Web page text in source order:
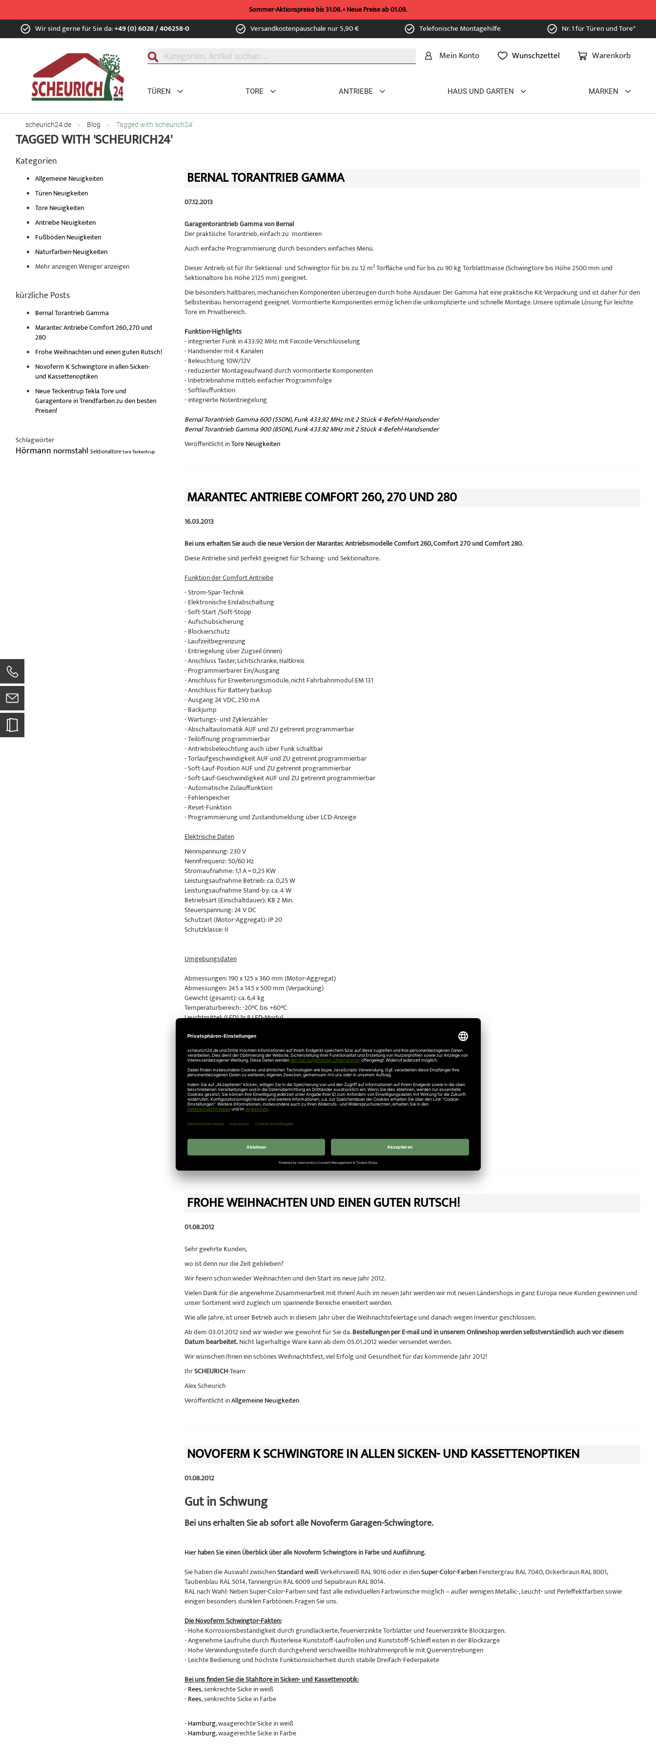
Sommer-Aktionspreise bis 31.08. • Neue Preise ab 01.09.
Zum
Inhalt Wir sind gerne für Sie da:+49 (0) 6028 / 406258-0 Versandkostenpauschale nur 5,90 € Telefonische Montagehilfe Nr. 1 für Türen und Tore*
Warenkorb
Mein Konto Wunschzettel
TÜREN TORE ANTRIEBE HAUS UND GARTEN MARKEN
scheurich24.de Blog Tagged with 'scheurich24'
TAGGED WITH 'SCHEURICH24'
BERNAL TORANTRIEB GAMMA
07.12.2013
Garagentorantrieb Gamma von Bernal
Der praktische Torantrieb, einfach zu montieren
Auch einfache Programmierung durch besonders einfaches Menü.
Dieser Antrieb ist für Ihr Sektional- und Schwingtor für bis zu 12 m² Torfläche und für bis zu 90 kg Torblattmasse (Schwingtore bis Höhe 2500 mm und
Sektionaltore bis Höhe 2125 mm) geeignet.
Die besonders haltbaren, mechanischen Komponenten überzeugen durch hohe Ausdauer. Der Gamma hat eine praktische Kit-Verpackung und ist daher für den
Selbsteinbau hervorragend geeignet. Vormontierte Komponenten ermög lichen die unkomplizierte und schnelle Montage. Unsere optimale Lösung für leichte
Tore im Privatbereich.
Funktion-Highlights
- integrierter Funk in 433.92 MHz mit Fixcode-Verschlüsselung
- Handsender mit 4 Kanälen
- Beleuchtung 10W/12V
- reduzierter Montageaufwand durch vormontierte Komponenten
- Inbetriebnahme mittels einfacher Programmfolge
- Softlauffunktion
- integrierte Notentriegelung
Bernal Torantrieb Gamma 600 (550N), Funk 433.92 MHz mit 2 Stück 4-Befehl-Handsender
Bernal Torantrieb Gamma 900 (850N), Funk 433.92 MHz mit 2 Stück 4-Befehl-Handsender
Veröffentlicht inTore Neuigkeiten
MARANTEC ANTRIEBE COMFORT 260, 270 UND 280
16.03.2013
Bei uns erhalten Sie auch die neue Version der Marantec Antriebsmodelle Comfort 260, Comfort 270 und Comfort 280.
Diese Antriebe sind perfekt geeignet für Schwing- und Sektionaltore.
Funktion der Comfort Antriebe
- Strom-Spar-Technik
- Elektronische Endabschaltung
- Soft-Start /Soft-Stopp
- Aufschubsicherung
- Blockierschutz
- Laufzeitbegrenzung
- Entriegelung über Zugseil (innen)
- Anschluss Taster, Lichtschranke, Haltkreis
- Programmierbarer Ein/Ausgang
- Anschluss für Erweiterungsmodule, nicht Fahrbahnmodul EM 131
- Anschluss für Battery backup
- Ausgang 24 VDC, 250 mA
- Backjump
- Wartungs- und Zyklenzähler
- Abschaltautomatik AUF und ZU getrennt programmierbar
- Teilöffnung programmierbar
- Antriebsbeleuchtung auch über Funk schaltbar
- Torlaufgeschwindigkeit AUF und ZU getrennt programmierbar
- Soft-Lauf-Position AUF und ZU getrennt programmierbar
- Soft-Lauf-Geschwindigkeit AUF und ZU getrennt programmierbar
- Automatische Zulauffunktion
- Fehlerspeicher
- Reset-Funktion
- Programmierung und Zustandsmeldung über LCD-Anzeige
Elektrische Daten
Nennspannung: 230 V
Nennfrequenz: 50/60 Hz
Stromaufnahme: 1,1 A = 0,25 KW
Leistungsaufnahme Betrieb: ca. 0,25 W
Leistungsaufnahme Stand-by: ca. 4 W
Betriebsart (Einschaltdauer): KB 2 Min.
Steuerspannung: 24 V DC
Schutzart (Motor-Aggregat): IP 20
Schutzklasse: II
Umgebungsdaten
Abmessungen: 190 x 125 x 360 mm (Motor-Aggregat)
Abmessungen: 245 x 145 x 500 mm (Verpackung)
Gewicht (gesamt): ca. 6,4 kg
Temperaturbereich: -20°C bis +60°C
Leuchtmittel: (LED) 1x 8 LED-Modul
Marantec Comfort 260:
Motor-Aggregat Comfort 260 mit Multi-Bit Fernsteuerung 868 MHz (integrierter Funkempfänger)
Zug- und Druckkraft: 550 N
Marantec Comfort 270:
Motor-Aggregat Comfort 270 mit Multi-Bit Fernsteuerung 868 MHz (integrierter Funkempfänger)
Zug- und Druckkraft: 750 N
Marantec Comfort 280:
Motor-Aggregat Comfort 280 mit Multi-Bit Fernsteuerung 868 MHz (integrierter Funkempfänger)
Antriebe Neuigkeiten
FROHE WEIHNACHTEN UND EINEN GUTEN RUTSCH!
01.08.2012
Sehr geehrte Kunden,
wo ist denn nur die Zeit geblieben?
Wir feiern schon wieder Weihnachten und den Start ins neue Jahr 2012.
Vielen Dank für die angenehme Zusammenarbeit mit Ihnen! Auch im neuen Jahr werden wir mit neuen Ländershops in ganz Europa neue Kunden gewinnen und
unser Sortiment wird zugleich um spannende Bereiche erweitert werden.
Wie alle Jahre, ist unser Betrieb auch in diesem Jahr über die Weihnachtsfeiertage und danach wegen Inventur geschlossen.
Ab dem 03.01.2012 sind wir wieder wie gewohnt für Sie da.Bestellungen per E-mail und in unserem Onlineshop werden selbstverständlich auch vor diesem
Datum bearbeitet.Nicht lagerhaltige Ware kann ab dem 05.01.2012 wieder versendet werden.
Wir wünschen Ihnen ein schönes Weihnachtsfest, viel Erfolg und Gesundheit für das kommende Jahr 2012!
IhrSCHEURICH-Team
Alex Scheurich
Veröffentlicht inAllgemeine Neuigkeiten
NOVOFERM K SCHWINGTORE IN ALLEN SICKEN- UND KASSETTENOPTIKEN
01.08.2012
Gut in Schwung
Bei uns erhalten Sie ab sofort alle Novoferm Garagen-Schwingtore.
Hier haben Sie einen Überblick über alle Novoferm Schwingtore in Farbe und Ausführung.
Sie haben die Auswahl zwischenStandard weißVerkehrsweiß RAL 9016 oder in denSuper-Color-FarbenFenstergrau RAL 7040, Ockerbraun RAL 8001,
Taubenblau RAL 5014, Tannengrün RAL 6009 und Sepiabraun RAL 8014.
RAL nach Wahl: Neben Super-Color-Farben sind fast alle individuellen Farbwünsche möglich – außer wenigen Metallic-, Leucht- und Perleffektfarben sowie
einigen besonders dunklen Farbtönen. Fragen Sie uns.
Die Novoferm Schwingtor-Fakten:
- Hohe Korrosionsbeständigkeit durch grundlackierte, feuerverzinkte Torblätter und feuerverzinkte Blockzargen.
- Angenehme Laufruhe durch flüsterleise Kunststoff-Laufrollen und Kunststoff-Schleifl eisten in der Blockzarge
- Hohe Verwindungssteife durch durchgehend verschweißte Hohlrahmenprofi le mit Querverstrebungen
- Leichte Bedienung und höchste Funktionssicherheit durch stabile Dreifach-Federpakete
Bei uns finden Sie die Stahltore in Sicken- und Kassettenoptik:
-Rees, senkrechte Sicke in weiß
-Rees, senkrechte Sicke in Farbe
-Hamburg, waagerechte Sicke in weiß
-Hamburg, waagerechte Sicke in Farbe
Kategorien
Allgemeine Neuigkeiten
Türen Neuigkeiten
Tore Neuigkeiten
Antriebe Neuigkeiten
Fußböden Neuigkeiten
Naturfarben-Neuigkeiten
Mehr anzeigenWeniger anzeigen
kürzliche Posts
Bernal Torantrieb Gamma
Marantec Antriebe Comfort 260, 270 und
280
Frohe Weihnachten und einen guten Rutsch!
Novoferm K Schwingtore in allen Sicken-
und Kassettenoptiken
Neue Teckentrup Tekla Tore und
Garagentore in Trendfarben zu den besten
Preisen!
Schlagwörter
Hörmann normstahl SektionaltoretoreTeckentrup